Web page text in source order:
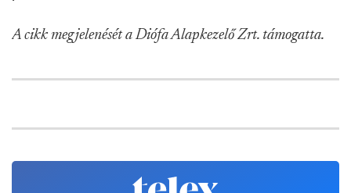
A cikk megjelenését a Diófa Alapkezelő Zrt. támogatta.